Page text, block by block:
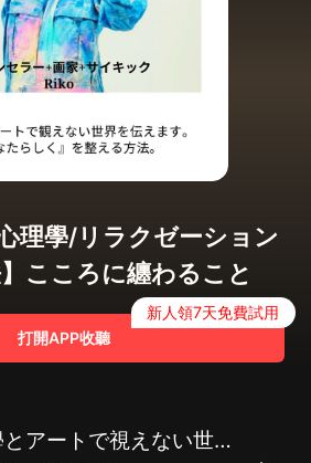
理學/リラクゼーション
こころに纏わること
打開APP收聽
新人領7天免費試用
心理學とアートで視えない世界を伝えます。『あなたらしく』を整える方法。